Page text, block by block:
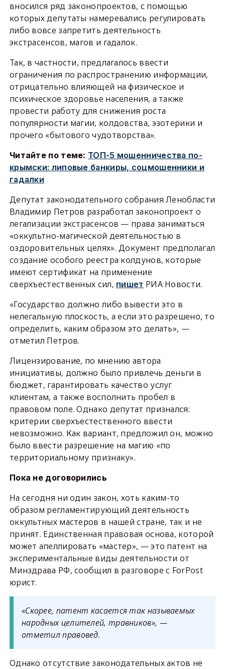
вносился ряд законопроектов, с помощью
которых депутаты намеревались регулировать
либо вовсе запретить деятельность
экстрасенсов, магов и гадалок.
Так, в частности, предлагалось ввести
ограничения по распространению информации,
отрицательно влияющей на физическое и
психическое здоровье населения, а также
провести работу для снижения роста
популярности магии, колдовства, эзотерики и
прочего «бытового чудотворства».
Читайте по теме: ТОП-5 мошенничества по-
крымски: липовые банкиры, соцмошенники и
гадалки
Депутат законодательного собрания Ленобласти
Владимир Петров разработал законопроект о
легализации экстрасенсов — права заниматься
«оккультно-магической деятельностью в
оздоровительных целях». Документ предполагал
создание особого реестра колдунов, которые
имеют сертификат на применение
сверхъестественных сил, пишет РИА Новости.
«Государство должно либо вывести это в
нелегальную плоскость, а если это разрешено, то
определить, каким образом это делать», —
отметил Петров.
Лицензирование, по мнению автора
инициативы, должно было привлечь деньги в
бюджет, гарантировать качество услуг
клиентам, а также восполнить пробел в
правовом поле. Однако депутат признался:
критерии сверхъестественного ввести
невозможно. Как вариант, предложил он, можно
было ввести разрешение на магию «по
территориальному признаку».
Пока не договорились
На сегодня ни один закон, хоть каким-то
образом регламентирующий деятельность
оккультных мастеров в нашей стране, так и не
принят. Единственная правовая основа, которой
может апеллировать «мастер», — это патент на
экспериментальные виды деятельности от
Минздрава РФ, сообщил в разговоре с ForPost
юрист.
«Скорее, патент касается так называемых
народных целителей, травников», —
отметил правовед.
Однако отсутствие законодательных актов не